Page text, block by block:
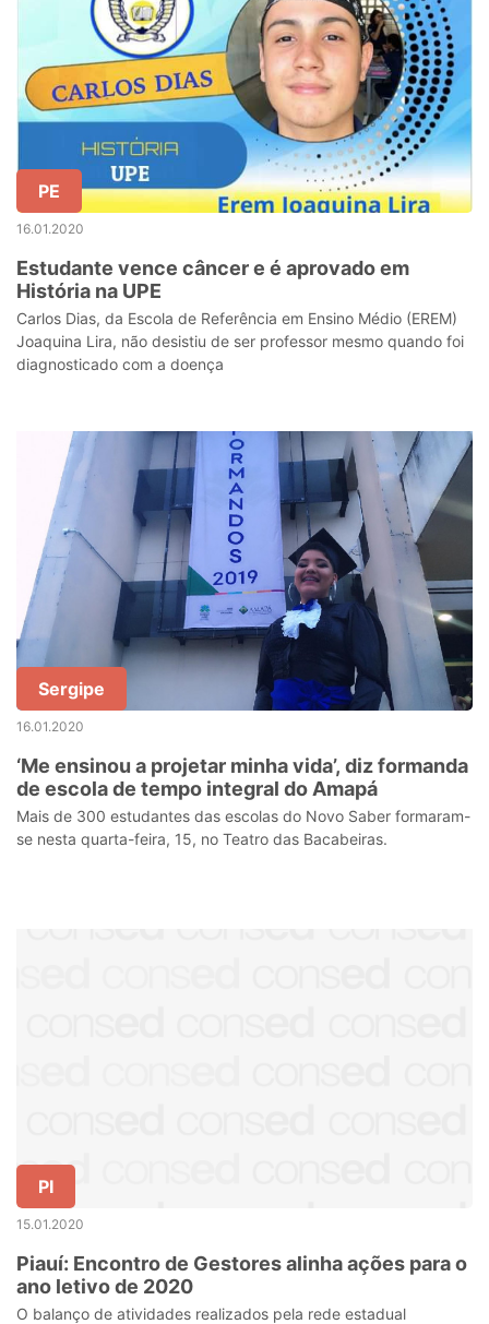
PE
16.01.2020
Estudante vence câncer e é aprovado em
História na UPE
Carlos Dias, da Escola de Referência em Ensino Médio (EREM)
Joaquina Lira, não desistiu de ser professor mesmo quando foi
diagnosticado com a doença
Sergipe
16.01.2020
‘Me ensinou a projetar minha vida’, diz formanda
de escola de tempo integral do Amapá
Mais de 300 estudantes das escolas do Novo Saber formaram-
se nesta quarta-feira, 15, no Teatro das Bacabeiras.
PI
15.01.2020
Piauí: Encontro de Gestores alinha ações para o
ano letivo de 2020
O balanço de atividades realizados pela rede estadual